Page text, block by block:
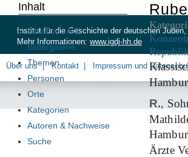
R.,
Ärzte
Inhalt
Inhalt von A-Z
Bildergalerie
Themen
Personen
Orte
Kategorien
Autoren & Nachweise
Suche
Institut für die Geschichte der deutschen
Mehr Informationen: www.igdj-hh.de
Über uns Kontakt Impressum und